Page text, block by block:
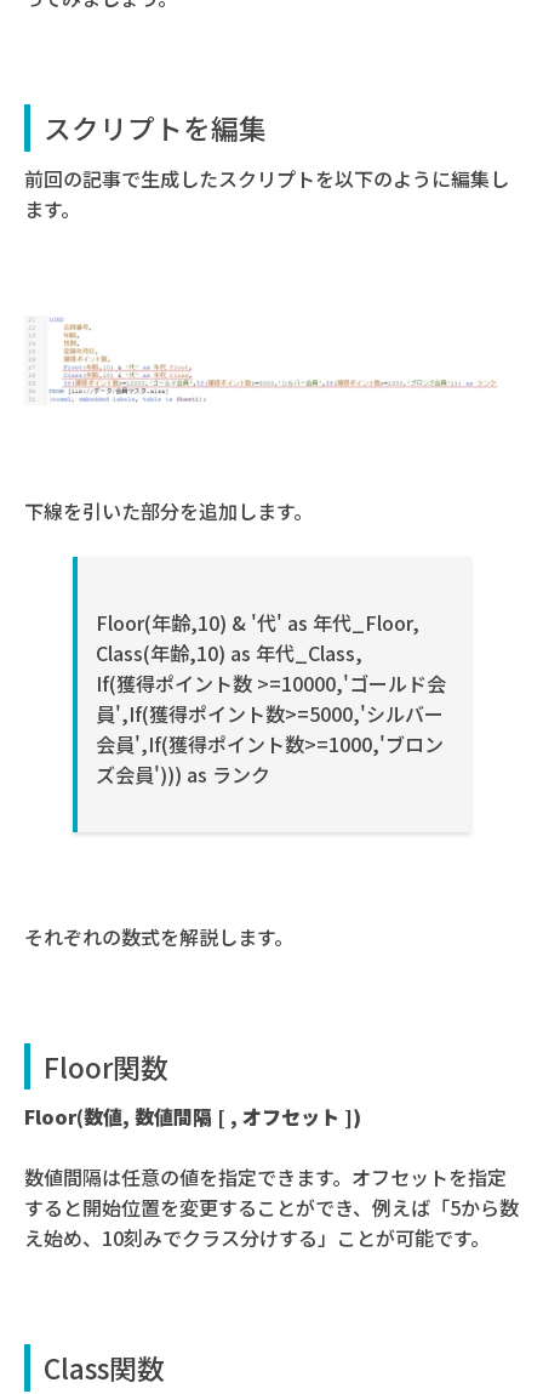
スクリプトを編集
前回の記事で生成したスクリプトを以下のように編集し
ます。
下線を引いた部分を追加します。
Floor(年齢,10) & '代' as 年代_Floor,
Class(年齢,10) as 年代_Class,
If(獲得ポイント数 >=10000,'ゴールド会
員',If(獲得ポイント数>=5000,'シルバー
会員',If(獲得ポイント数>=1000,'ブロン
ズ会員'))) as ランク
それぞれの数式を解説します。
Floor関数
Floor(数値, 数値間隔 [ , オフセット ])
数値間隔は任意の値を指定できます。オフセットを指定
すると開始位置を変更することができ、例えば「5から数
え始め、10刻みでクラス分けする」ことが可能です。
Class関数